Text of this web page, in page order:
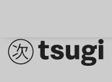
House
Techno